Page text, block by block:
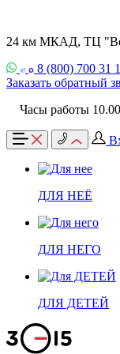
24 км МКАД, ТЦ
8 (800) 700 31
Заказать обратный
Часы работы
ДЛЯ НЕЁ
ДЛЯ НЕГО
ДЛЯ ДЕТЕЙ